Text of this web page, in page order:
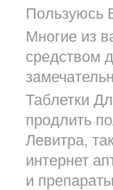
Пользуюсь
Многие из
средством
Таблетки
продлить
Левитра,
интернет
и